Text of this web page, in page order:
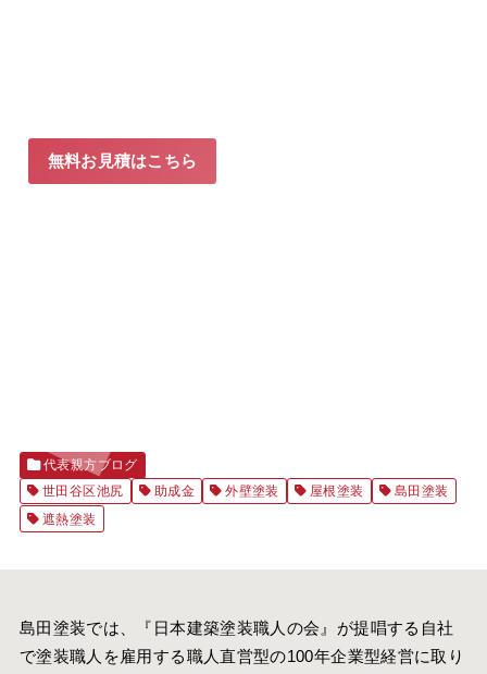
無料お見積はこちら
代表親方ブログ
世田谷区池尻
助成金 外壁塗装 屋根塗装
島田塗装
遮熱塗装
島田塗装では、『 日本建築塗装職人の会 』が提唱する自社
で塗装職人を雇用する職人直営型の100年企業型経営に取り